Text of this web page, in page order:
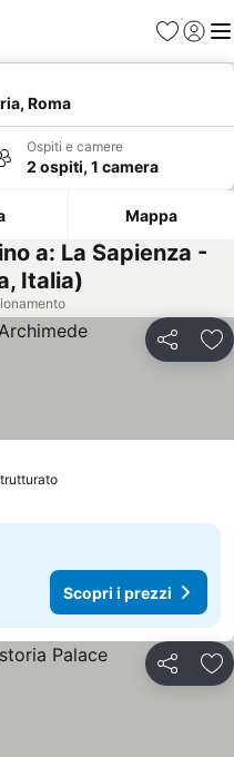
PreferitiAccedi
Roma
Ospiti e camere
2 ospiti, 1 camera
Mappa
a: La Sapienza -
Italia)
Condividi
Scopri i prezzi
Condividi